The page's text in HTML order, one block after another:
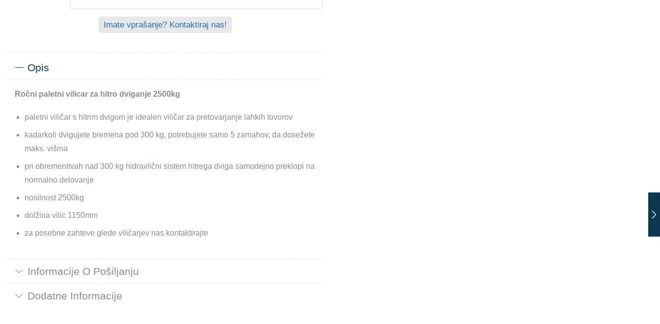
Imate vprašanje? Kontaktiraj nas!
Opis
Ročni paletni vilicar za hitro dviganje 2500kg
paletni viličar s hitrim dvigom je idealen viličar za pretovarjanje lahkih tovorov
kadarkoli dvigujete bremena pod 300 kg, potrebujete samo 5 zamahov, da dosežete
maks. višina
pri obremenitvah nad 300 kg hidravlični sistem hitrega dviga samodejno preklopi na
normalno delovanje
nosilnost 2500kg
dolžina vilic 1150mm
za posebne zahteve glede viličarjev nas kontaktirajte
Informacije O Pošiljanju
Dodatne Informacije